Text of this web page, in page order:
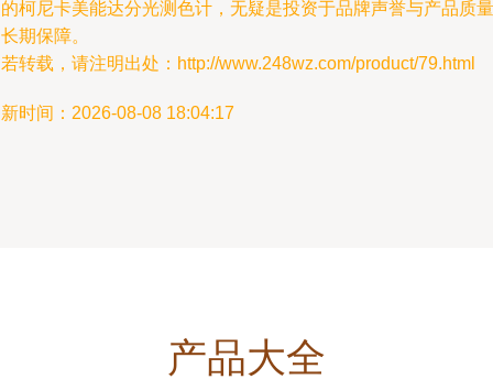
柯尼卡美能达分光测色计，无疑是投资于品牌声誉与产品质量
期保障。
转载，请注明出处：http://www.248wz.com/product/79.html
时间：2026-08-08 18:04:17
产品大全